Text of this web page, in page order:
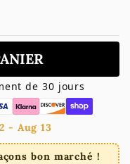
de 30 jours
- Aug 13
bon marché !